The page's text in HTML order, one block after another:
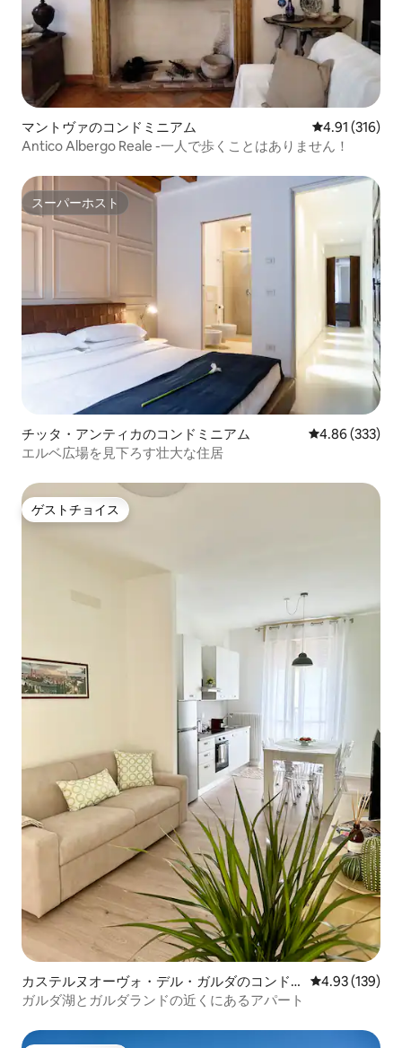
マントヴァのコンドミニアム レビュー316
4.91 (316)
Antico Albergo Reale -一人で歩くことはありません！
スーパーホスト
スーパーホスト
チッタ・アンティカのコンドミニアム レビュー333
4.86 (333)
エルベ広場を見下ろす壮大な住居
ゲストチョイス
ゲストチョイス
カステルヌオーヴォ・デル・ガルダのコンド
ミニアム
レビュー139
4.93 (139)
ガルダ湖とガルダランドの近くにあるアパート